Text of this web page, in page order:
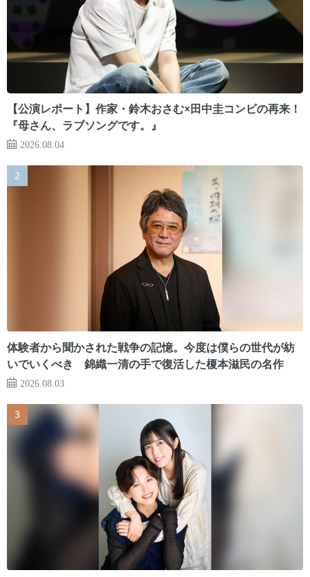
【公演レポート】作家・鈴木おさむ×田中圭コンビの再来！
『母さん、ラブソングです。』
2026.08.04
体験者から聞かされた戦争の記憶。今度は僕らの世代が紡
いでいくべき 錦織一清の手で復活した榎本滋民の名作
2026.08.03